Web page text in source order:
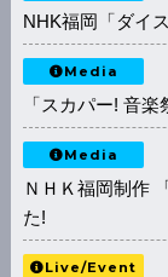
NHK福岡「ダイ
Media
「スカパー! 音楽
Media
ＮＨＫ福岡制作
た!
Live/Event